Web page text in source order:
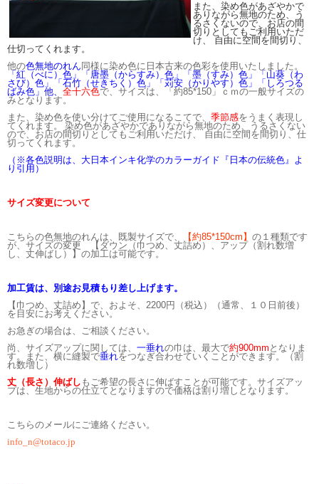
また、染め色があざやかで
ありながら無地のため、う
るさくないので、お店の間
切りとしてもご利用いただ
け、 自由に空間を間切り、
仕切ってくれます。
他の色無地のれん 同様に染め色に日本古来の色彩を使用いたしました。
「紅（べに）色」「唐墨（からすみ）色」「墨（すみ）色」「山葵（わ
さび）色」「石竹（せきちく）色」「 苅安（かりやす） 色」「しろつる
ばみ色」他、 全十六色で、サイズは、「約85*150」ｃｍの一般サイズの
みとなります。
また、染め色を使い分けてご使用になるこてで、 季節感をうまく表現し
てくれます。
染め色があざやかでありながら無地のため、うるさくない
ので、お店の間切りとしてもご利用いただけ、 自由に空間を間切り、仕
切ってくれます。
（※各色説明は、大日本インキ化学のカラーガイド『日本の伝統色』よ
り引用）
サイズ変更について
こちらの色無地のれんは、既製サイズで、 【約85*150cm】 の１種類です
が、サイズの変更 【ダウン（巾つめ、丈詰め）、アップ（割れ数増
し、丈伸ばし）】の加工は可能です。
加工賃は、別途お見積もり差し上げます。
【巾つめ、丈詰め】で、およそ、2200円（税込）（通常、１０日前後）
を目安にお考えください。
お急ぎの場合は、ご相談ください。
尚、サイズアップに関しては、 一垂れの巾は、最大で約900mm となりま
す。また、 横に縫製で垂れをつなぎ合わせていくことができます。（割
れ数増し）
丈（長さ）伸ばし もご希望の長さに伸ばすことが可能です。 サイズアッ
プは、生地からの仕立てとなりますので価格は割り増しとなります。
こちらのメールにご連絡ください。
info_n@totaco.jp